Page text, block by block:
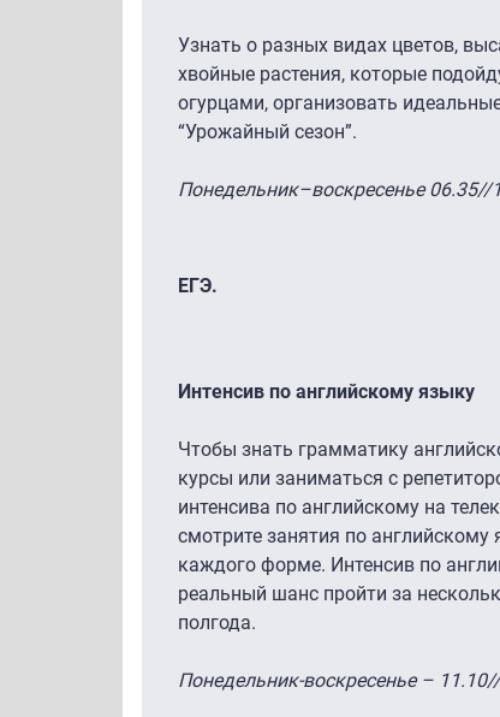
Узнать о разных видах цветов,
хвойные растения, которые
огурцами, организовать
“Урожайный сезон”.
Понедельник–воскресенье 06.35//
ЕГЭ.
Интенсив по английскому языку
Чтобы знать грамматику
курсы или заниматься с
интенсива по английскому на
смотрите занятия по
каждого форме. Интенсив по
реальный шанс пройти за
полгода.
Понедельник-воскресенье –